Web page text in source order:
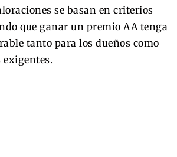
se basan en criterios
que ganar un premio AA tenga
tanto para los dueños como
exigentes.